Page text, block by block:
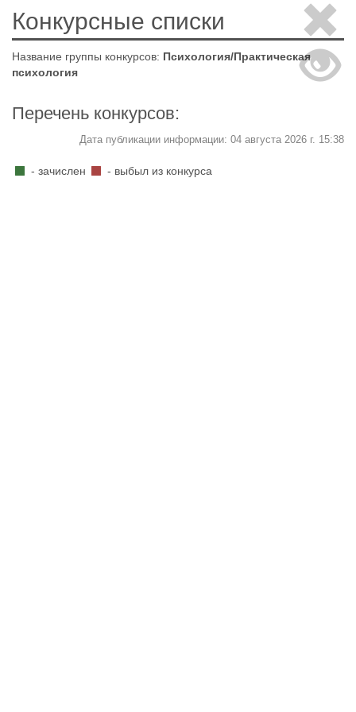
Конкурсные списки
Название группы конкурсов: Психология/Практическая
психология
Перечень конкурсов:
Дата публикации информации: 04 августа 2026 г. 15:38
- зачислен - выбыл из конкурса